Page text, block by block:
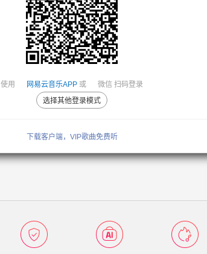
使用 网易云音乐APP 或 微信 扫码登录
选择其他登录模式
下载客户端，VIP歌曲免费听